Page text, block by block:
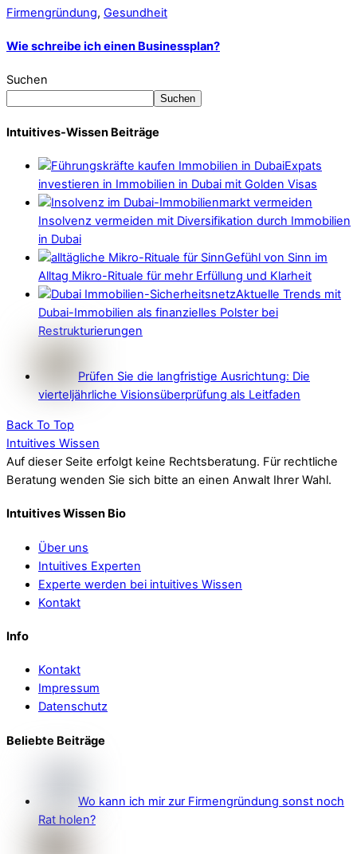
Firmengründung, Gesundheit
Wie schreibe ich einen Businessplan?
Suchen
Suchen
Intuitives-Wissen Beiträge
Expats
investieren in Immobilien in Dubai mit Golden Visas
Insolvenz vermeiden mit Diversifikation durch Immobilien
in Dubai
Gefühl von Sinn im
Alltag Mikro-Rituale für mehr Erfüllung und Klarheit
Aktuelle Trends mit
Dubai-Immobilien als finanzielles Polster bei
Restrukturierungen
Prüfen Sie die langfristige Ausrichtung: Die
vierteljährliche Visionsüberprüfung als Leitfaden
Back To Top
Intuitives Wissen
Auf dieser Seite erfolgt keine Rechtsberatung. Für rechtliche
Beratung wenden Sie sich bitte an einen Anwalt Ihrer Wahl.
Intuitives Wissen Bio
Über uns
Intuitives Experten
Experte werden bei intuitives Wissen
Kontakt
Info
Kontakt
Impressum
Datenschutz
Beliebte Beiträge
Wo kann ich mir zur Firmengründung sonst noch
Rat holen?